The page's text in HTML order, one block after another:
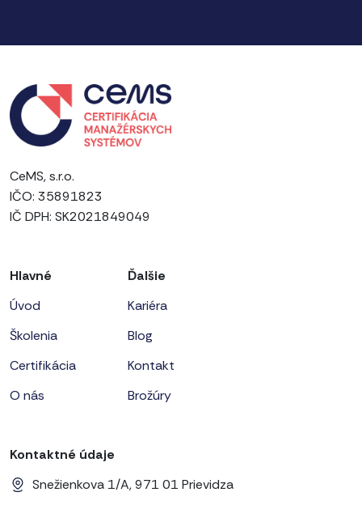
CeMS, s.r.o.
IČO: 35891823
IČ DPH: SK2021849049
Hlavné
Úvod
Školenia
Certifikácia
O nás
Ďalšie
Kariéra
Blog
Kontakt
Brožúry
Kontaktné údaje
Snežienkova 1/A, 971 01 Prievidza